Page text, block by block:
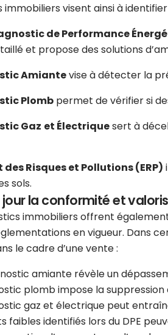
immobiliers visent ainsi à
de Performance
et propose des solutions
Amiantevise à détecter la
Plomb permet de vérifier si
Gaz et Électriquesert à
des Risques et Pollutions (ERP)
sols.
la conformité et
immobiliers offrent
en vigueur. Dans
le cadre d’une vente :
amiante révèle un
plomb impose la
gaz et électrique peut
faibles identifiés lors du DPE